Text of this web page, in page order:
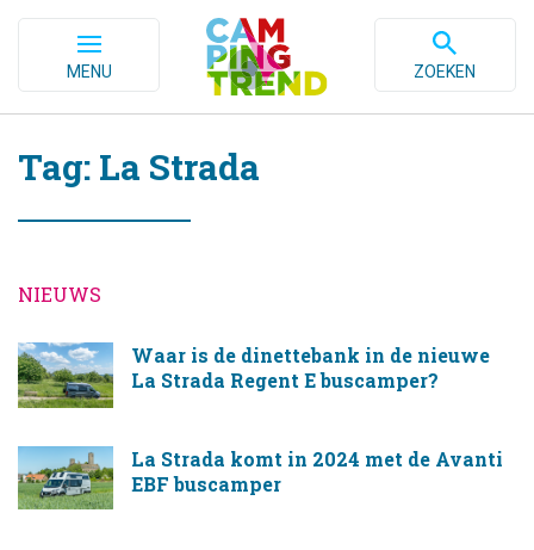
MENU ZOEKEN
Tag: La Strada
NIEUWS
Waar is de dinettebank in de nieuwe
La Strada Regent E buscamper?
La Strada komt in 2024 met de Avanti
EBF buscamper